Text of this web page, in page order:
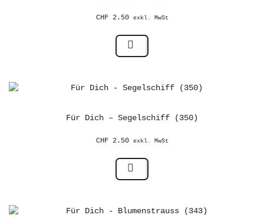
CHF2.50 exkl. MwSt
Für Dich – Segelschiff (350)
CHF2.50 exkl. MwSt